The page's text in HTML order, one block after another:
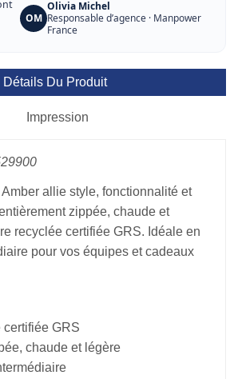
OM
Olivia Michel
Responsable d’agence · Manpower
France
Détails Du Produit
Impression
allie style, fonctionnalité et
zippée, chaude et
recyclée certifiée GRS. Idéale en
pour vos équipes et cadeaux
certifiée GRS
chaude et légère